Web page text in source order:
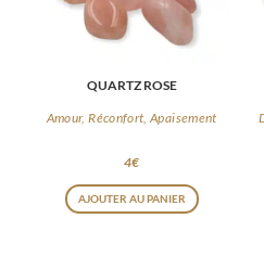
QUARTZ ROSE
Amour, Réconfort, Apaisement
4€
AJOUTER AU PANIER